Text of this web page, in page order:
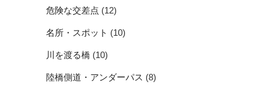
危険な交差点 (12)
名所・スポット (10)
川を渡る橋 (10)
陸橋側道・アンダーパス (8)